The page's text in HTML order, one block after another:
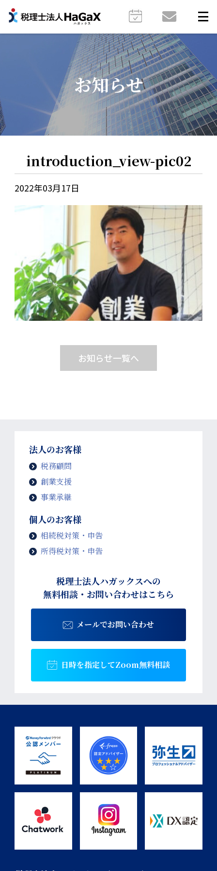
お知らせ
introduction_view-pic02
2022年03月17日
お知らせ一覧へ
法人のお客様
税務顧問
創業支援
事業承継
個人のお客様
相続税対策・申告
所得税対策・申告
税理士法人ハガックスへの
無料相談・お問い合わせはこちら
メールでお問い合わせ
日時を指定してZoom無料相談